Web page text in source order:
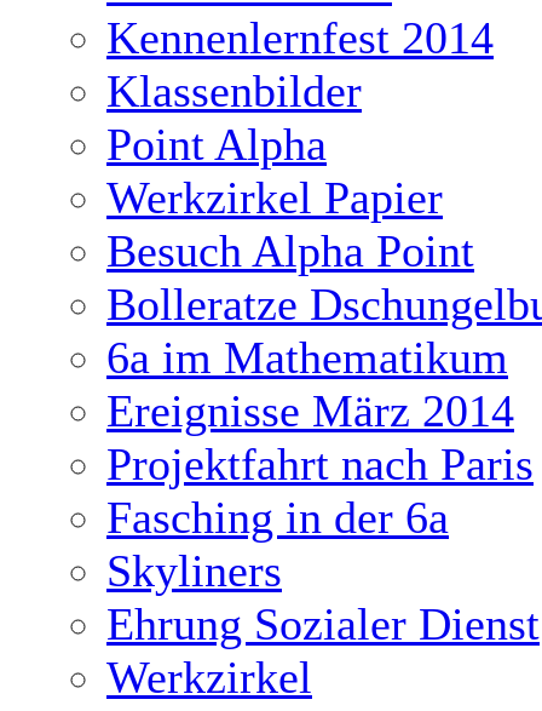
Kennenlernfest 2014
Klassenbilder
Point Alpha
Werkzirkel Papier
Besuch Alpha Point
Bolleratze
6a im Mathematikum
Ereignisse März 2014
Projektfahrt nach Paris
Fasching in der 6a
Skyliners
Ehrung Sozialer Dienst
Werkzirkel